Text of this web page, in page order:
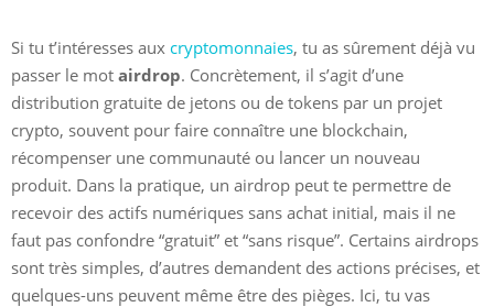
Si tu t’intéresses aux cryptomonnaies, tu as sûrement déjà vu
passer le mot airdrop. Concrètement, il s’agit d’une
distribution gratuite de jetons ou de tokens par un projet
crypto, souvent pour faire connaître une blockchain,
récompenser une communauté ou lancer un nouveau
produit. Dans la pratique, un airdrop peut te permettre de
recevoir des actifs numériques sans achat initial, mais il ne
faut pas confondre “gratuit” et “sans risque”. Certains airdrops
sont très simples, d’autres demandent des actions précises, et
quelques-uns peuvent même être des pièges. Ici, tu vas